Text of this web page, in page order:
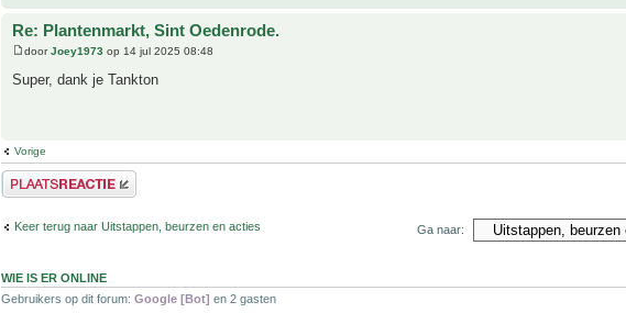
Re: Plantenmarkt, Sint Oedenrode.
doorJoey1973 op 14 jul 2025 08:48
Super, dank je Tankton
Vorige
Plaats een reactie
Keer terug naar Uitstappen, beurzen en acties Ga naar:
WIE IS ER ONLINE
Gebruikers op dit forum: Google [Bot] en 2 gasten